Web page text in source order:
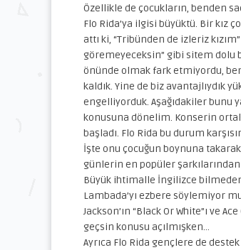
Özellikle de çocukların, benden
Flo Rida’ya ilgisi büyüktü. Bir kız
attı ki, “Tribünden de izleriz
göremeyeceksin” gibi sitem dolu
önünde olmak fark etmiyordu,
kaldık. Yine de biz avantajlıydık
engelliyorduk. Aşağıdakiler bunu
konusuna dönelim. Konserin
başladı. Flo Rida bu durum
İşte onu çocuğun boynuna
günlerin en popüler şarkılarından
Büyük ihtimalle İngilizce
Lambada’yı ezbere söylemiyor
Jackson’ın “Black Or White”ı ve
geçsin konusu açılmışken…
Ayrıca Flo Rida gençlere de